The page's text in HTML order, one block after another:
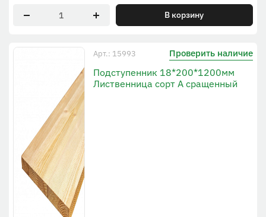
В корзину
Арт.: 15993 Проверить наличие
Подступенник 18*200*1200мм
Лиственница сорт А сращенный